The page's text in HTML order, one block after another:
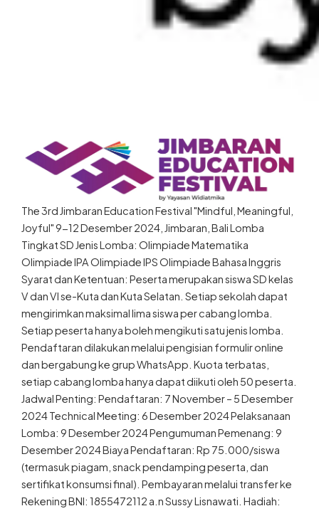
The 3rd Jimbaran Education Festival "Mindful, Meaningful,
Joyful" 9-12 Desember 2024, Jimbaran, Bali Lomba
Tingkat SD Jenis Lomba: Olimpiade Matematika
Olimpiade IPA Olimpiade IPS Olimpiade Bahasa Inggris
Syarat dan Ketentuan: Peserta merupakan siswa SD kelas
V dan VI se-Kuta dan Kuta Selatan. Setiap sekolah dapat
mengirimkan maksimal lima siswa per cabang lomba.
Setiap peserta hanya boleh mengikuti satu jenis lomba.
Pendaftaran dilakukan melalui pengisian formulir online
dan bergabung ke grup WhatsApp. Kuota terbatas,
setiap cabang lomba hanya dapat diikuti oleh 50 peserta.
Jadwal Penting: Pendaftaran: 7 November – 5 Desember
2024 Technical Meeting: 6 Desember 2024 Pelaksanaan
Lomba: 9 Desember 2024 Pengumuman Pemenang: 9
Desember 2024 Biaya Pendaftaran: Rp 75.000/siswa
(termasuk piagam, snack pendamping peserta, dan
sertifikat konsumsi final). Pembayaran melalui transfer ke
Rekening BNI: 1855472112 a.n Sussy Lisnawati. Hadiah: